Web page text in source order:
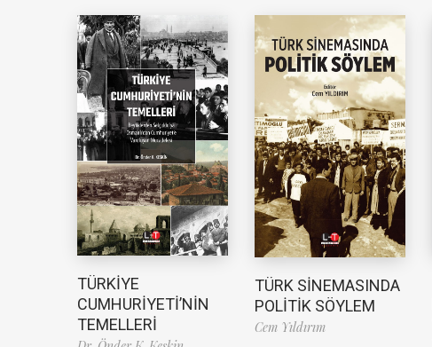
TÜRKİYE
CUMHURİYETİ’NİN
TEMELLERİ
TÜRK SİNEMASINDA
POLİTİK SÖYLEM
Cem Yıldırım